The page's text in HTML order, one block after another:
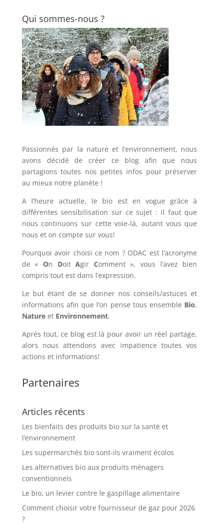
Qui sommes-nous ?
Passionnés par la nature et l’environnement, nous
avons décidé de créer ce blog afin que nous
partagions toutes nos petites infos pour préserver
au mieux notre planète !
A l’heure actuelle, le bio est en vogue grâce à
différentes sensibilisation sur ce sujet : il faut que
nous continuons sur cette voie-là, autant vous que
nous et on compte sur vous!
Pourquoi avoir choisi ce nom ? ODAC est l’acronyme
de « On DoitAgir Comment », vous l’avez bien
compris tout est dans l’expression.
Le but étant de se donner nos conseils/astuces et
informations afin que l’on pense tous ensemble Bio,
Natureet Environnement.
Après tout, ce blog est là pour avoir un réel partage,
alors nous attendons avec impatience toutes vos
actions et informations!
Partenaires
Articles récents
Les bienfaits des produits bio sur la santé et
l’environnement
Les supermarchés bio sont-ils vraiment écolos
Les alternatives bio aux produits ménagers
conventionnels
Le bio, un levier contre le gaspillage alimentaire
Comment choisir votre fournisseur de gaz pour 2026
?